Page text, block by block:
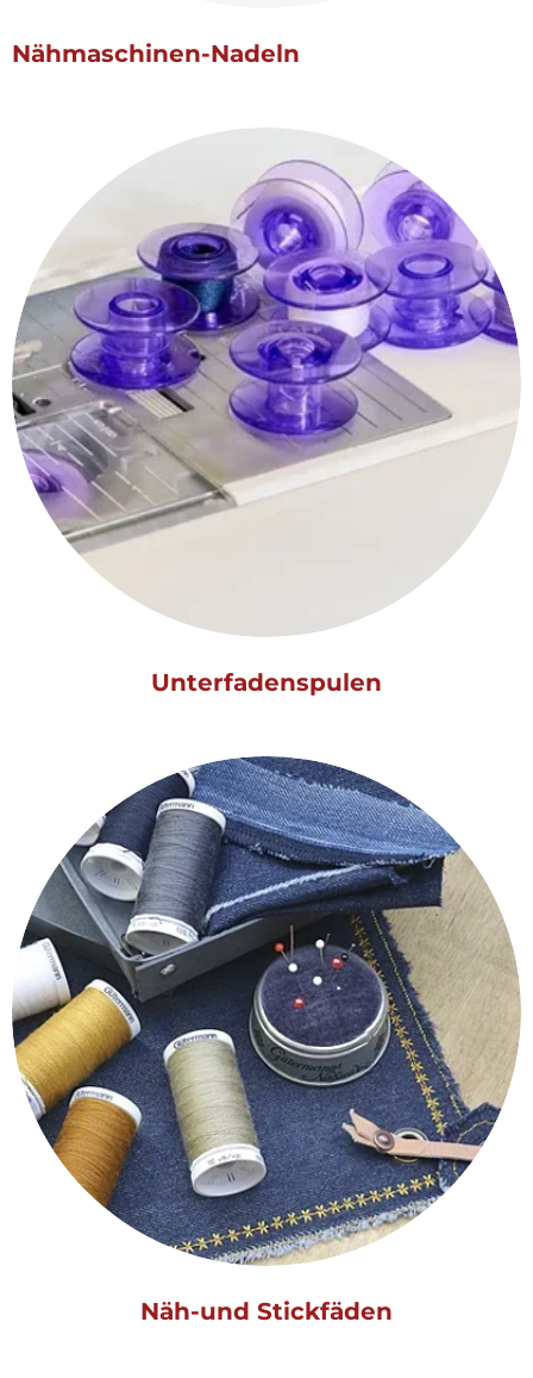
Nähmaschinen-Nadeln
Unterfadenspulen
Näh-und Stickfäden